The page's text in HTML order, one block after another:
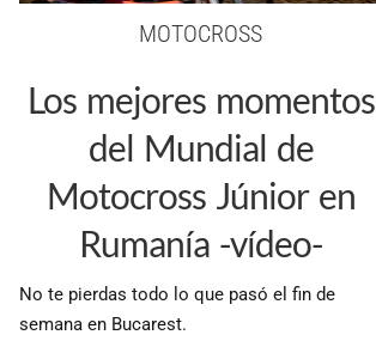
MOTOCROSS
Los mejores momentos
del Mundial de
Motocross Júnior en
Rumanía -vídeo-
No te pierdas todo lo que pasó el fin de
semana en Bucarest.